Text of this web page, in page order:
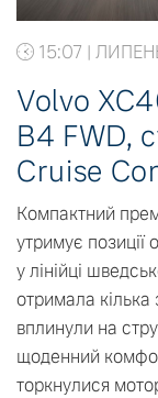
15:07 |
Volvo
B4 FWD,
Cruise
Компактний
утримує позиції
у лінійці
отримала кілька
вплинули на
щоденний
торкнулися